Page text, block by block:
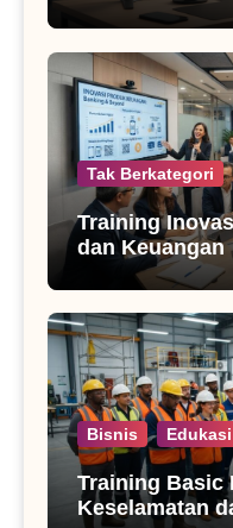
Tak Berkategori
Training
dan Keuangan
Bisnis Edukasi
Training Basic
Keselamatan